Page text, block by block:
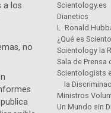
a los
no
Scientology.es
Dianetics
L. Ronald
¿Qué es
Scientology la
Sala de Prensa
Scientologists
la
Ministros
Un Mundo sin